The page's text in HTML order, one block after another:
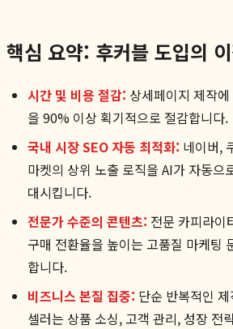
핵심 요약: 후커블 도입의
시간 및 비용 절감: 상세페이지 제작
을 90% 이상 획기적으로 절감합니다.
국내 시장 SEO 자동 최적화: 네이버,
마켓의 상위 노출 로직을 AI가 자동으
대시킵니다.
전문가 수준의 콘텐츠: 전문 카피라이
구매 전환율을 높이는 고품질 마케팅
합니다.
비즈니스 본질 집중: 단순 반복적인
셀러는 상품 소싱, 고객 관리, 성장 전